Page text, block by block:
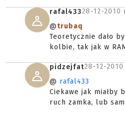
rafal43328-12-2010
@trubaq
Teoretycznie dało
kolbie, tak jak w
pidzejfat28-12-2010
@ rafal433
Ciekawe jak miałby
ruch zamka, lub